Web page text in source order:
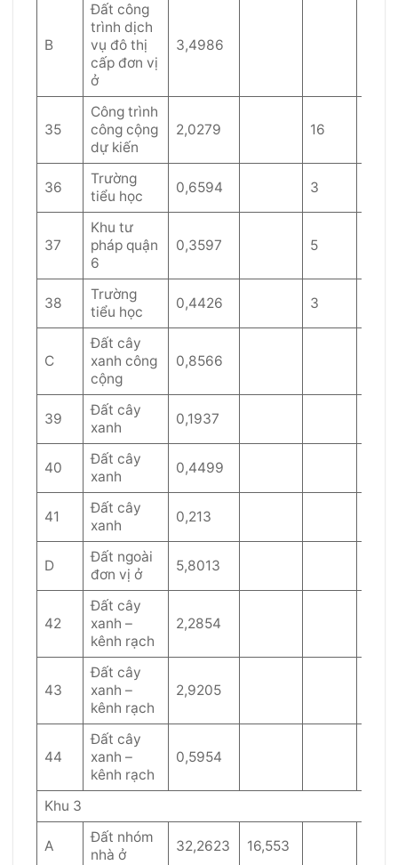
B
Đất công
trình dịch
vụ đô thị
cấp đơn vị
ở
3,4986
35
Công trình
công cộng
dự kiến
2,0279 16
36
Trường
tiểu học
0,6594 3
37
Khu tư
pháp quận
6
0,3597 5
38
Trường
tiểu học
0,4426 3
C
Đất cây
xanh công
cộng
0,8566
39
Đất cây
xanh
0,1937
40
Đất cây
xanh
0,4499
41
Đất cây
xanh
0,213
D
Đất ngoài
đơn vị ở
5,8013
42
Đất cây
xanh –
kênh rạch
2,2854
43
Đất cây
xanh –
kênh rạch
2,9205
44
Đất cây
xanh –
kênh rạch
0,5954
Khu 3
A
Đất nhóm
nhà ở
32,2623 16,553